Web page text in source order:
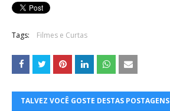
Tags: Filmes e Curtas
TALVEZ VOCÊ GOSTE DESTAS POSTAGENS